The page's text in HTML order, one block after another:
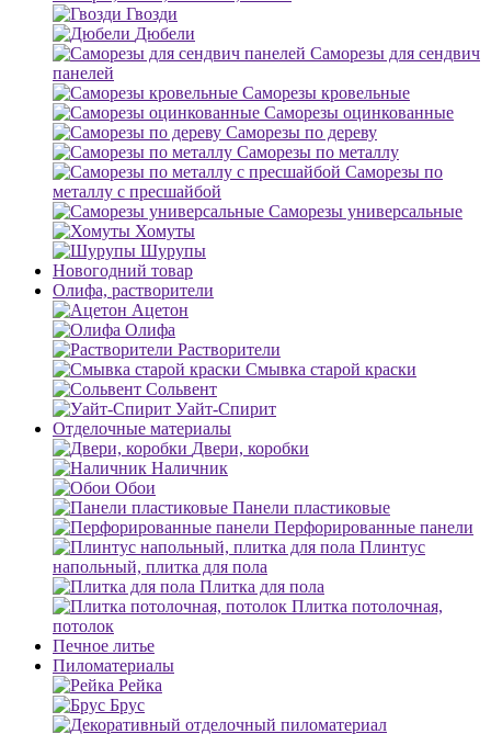
Гвозди
Дюбели
Саморезы для сендвич
панелей
Саморезы кровельные
Саморезы оцинкованные
Саморезы по дереву
Саморезы по металлу
Саморезы по
металлу с пресшайбой
Саморезы универсальные
Хомуты
Шурупы
Новогодний товар
Олифа, растворители
Ацетон
Олифа
Растворители
Смывка старой краски
Сольвент
Уайт-Спирит
Отделочные материалы
Двери, коробки
Наличник
Обои
Панели пластиковые
Перфорированные панели
Плинтус
напольный, плитка для пола
Плитка для пола
Плитка потолочная,
потолок
Печное литье
Пиломатериалы
Рейка
Брус